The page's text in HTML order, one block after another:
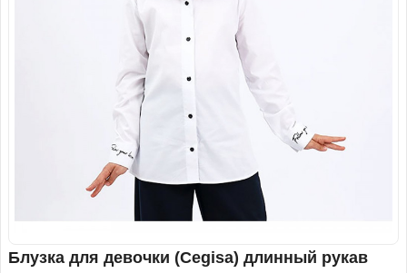
Блузка для девочки (Cegisa) длинный рукав